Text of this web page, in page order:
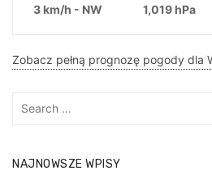
3 km/h - NW
1,019 hPa
Zobacz pełną prognozę pogody dla
Search
NAJNOWSZE WPISY